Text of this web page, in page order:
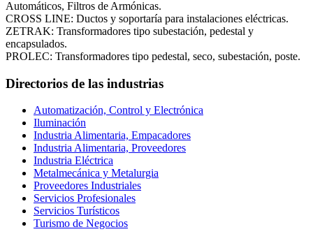
Automáticos, Filtros de Armónicas.
CROSS LINE: Ductos y soportaría para instalaciones eléctricas.
ZETRAK: Transformadores tipo subestación, pedestal y
encapsulados.
PROLEC: Transformadores tipo pedestal, seco, subestación, poste.
Directorios de las industrias
Automatización, Control y Electrónica
Iluminación
Industria Alimentaria, Empacadores
Industria Alimentaria, Proveedores
Industria Eléctrica
Metalmecánica y Metalurgia
Proveedores Industriales
Servicios Profesionales
Servicios Turísticos
Turismo de Negocios